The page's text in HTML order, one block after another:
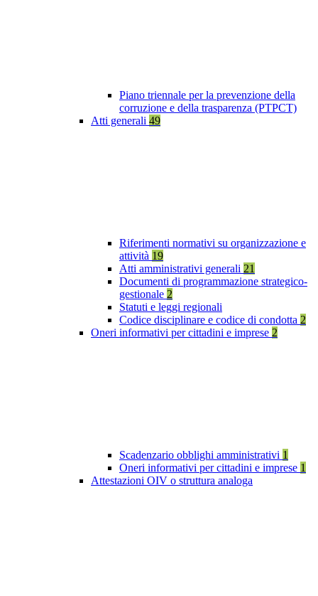
Piano triennale per la prevenzione della
corruzione e della trasparenza (PTPCT)
Atti generali 49
Riferimenti normativi su organizzazione e
attività 19
Atti amministrativi generali 21
Documenti di programmazione strategico-
gestionale 2
Statuti e leggi regionali
Codice disciplinare e codice di condotta 2
Oneri informativi per cittadini e imprese 2
Scadenzario obblighi amministrativi 1
Oneri informativi per cittadini e imprese 1
Attestazioni OIV o struttura analoga